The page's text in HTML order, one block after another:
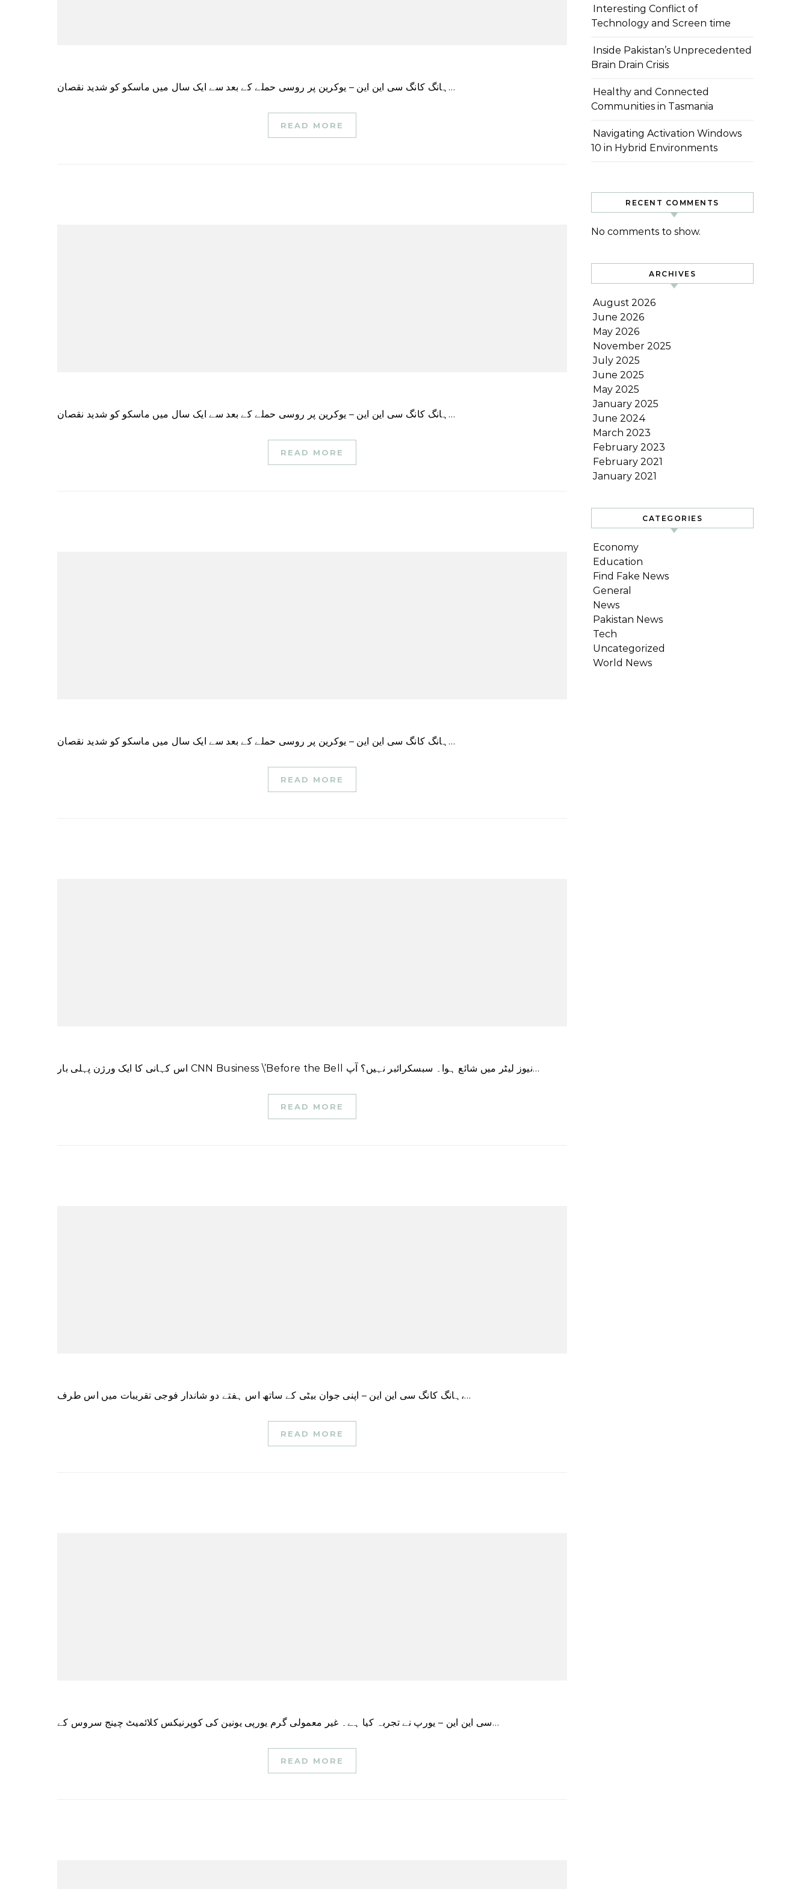
ہانگ کانگ سی این این – یوکرین پر روسی حملے کے بعد سے ایک سال میں ماسکو کو شدید نقصان…
READ MORE
ہانگ کانگ سی این این – یوکرین پر روسی حملے کے بعد سے ایک سال میں ماسکو کو شدید نقصان…
READ MORE
ہانگ کانگ سی این این – یوکرین پر روسی حملے کے بعد سے ایک سال میں ماسکو کو شدید نقصان…
READ MORE
اس کہانی کا ایک ورژن پہلی بار CNN Business \’Before the Bell نیوز لیٹر میں شائع ہوا۔ سبسکرائبر نہیں؟ آپ…
READ MORE
ہانگ کانگ سی این این – اپنی جوان بیٹی کے ساتھ اس ہفتے دو شاندار فوجی تقریبات میں اس طرف،…
READ MORE
سی این این – یورپ نے تجربہ کیا ہے۔ غیر معمولی گرم یورپی یونین کی کوپرنیکس کلائمیٹ چینج سروس کے…
READ MORE
Interesting Conflict of
Technology and Screen time
Inside Pakistan’s Unprecedented
Brain Drain Crisis
Healthy and Connected
Communities in Tasmania
Navigating Activation Windows
10 in Hybrid Environments
RECENT COMMENTS
No comments to show.
ARCHIVES
August 2026
June 2026
May 2026
November 2025
July 2025
June 2025
May 2025
January 2025
June 2024
March 2023
February 2023
February 2021
January 2021
CATEGORIES
Economy
Education
Find Fake News
General
News
Pakistan News
Tech
Uncategorized
World News